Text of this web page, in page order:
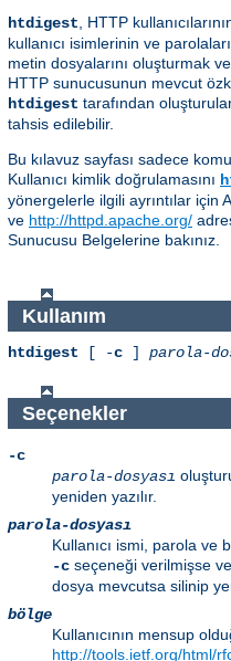
htdigest , HTTP
kullanıcı isimlerinin ve
metin dosyalarını oluşturmak
HTTP sunucusunun mevcut
htdigest tarafından
tahsis edilebilir.
Bu kılavuz sayfası sadece
Kullanıcı kimlik doğrulamasını
yönergelerle ilgili ayrıntılar için
ve http://httpd.apache.org/
Sunucusu Belgelerine bakınız.
Kullanım
htdigest [ -c ] parola-
Seçenekler
-c
parola-dosyası
yeniden yazılır.
parola-dosyası
Kullanıcı ismi, parola ve
-c seçeneği verilmişse
dosya mevcutsa silinip
bölge
Kullanıcının mensup
http://tools.ietf.org/html/